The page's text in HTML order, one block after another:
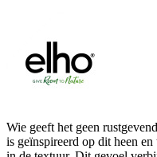
Wie geeft het geen
is geïnspireerd op dit heen